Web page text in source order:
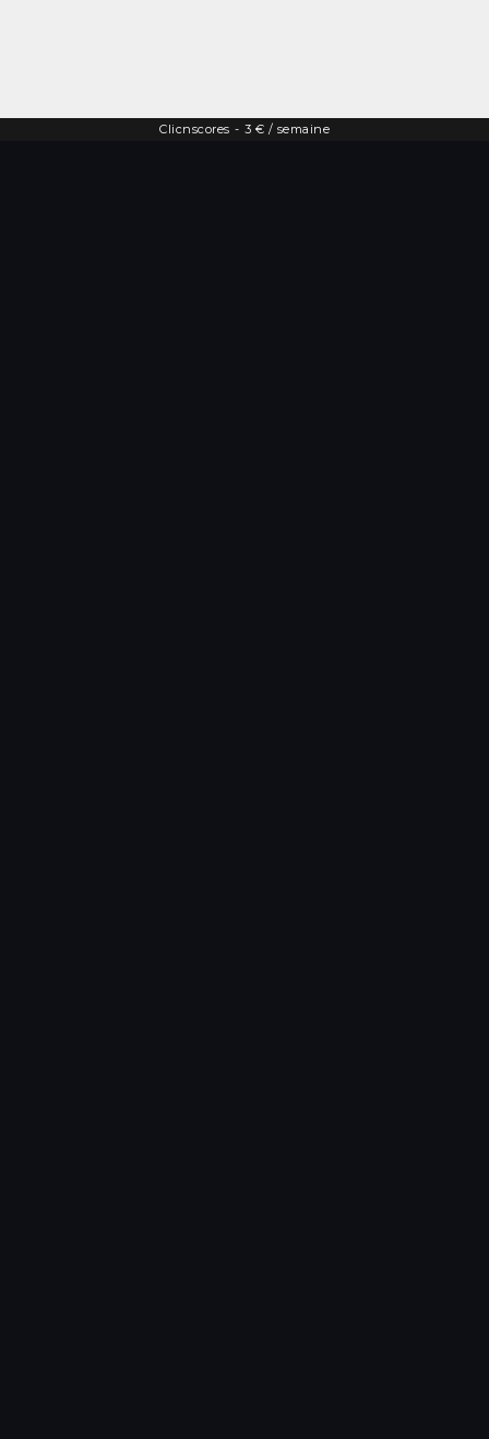
Clicnscores - 3 € / semaine